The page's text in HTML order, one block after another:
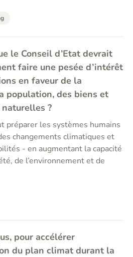
le Conseil d’Etat devrait
faire une pesée d’intérêt
en faveur de la
population, des biens et
?
préparer les systèmes humains
changements climatiques et
- en augmentant la capacité
de l’environnement et de
pour accélérer
du plan climat durant la